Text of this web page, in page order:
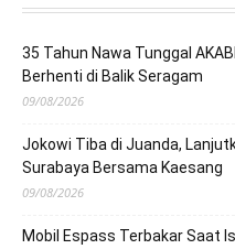
35 Tahun Nawa Tunggal
Berhenti di Balik Seragam
09/08/2026
Jokowi Tiba di Juanda,
Surabaya Bersama Kaesang
09/08/2026
Mobil Espass Terbakar Saat